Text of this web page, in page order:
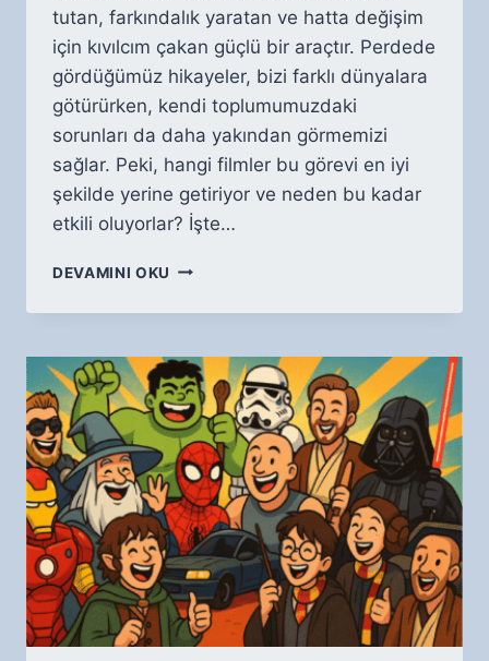
tutan, farkındalık yaratan ve hatta değişim
için kıvılcım çakan güçlü bir araçtır. Perdede
gördüğümüz hikayeler, bizi farklı dünyalara
götürürken, kendi toplumumuzdaki
sorunları da daha yakından görmemizi
sağlar. Peki, hangi filmler bu görevi en iyi
şekilde yerine getiriyor ve neden bu kadar
etkili oluyorlar? İşte…
DEVAMINI OKU TOPLUMSAL
ELE
GÜÇLÜ
FILMLER